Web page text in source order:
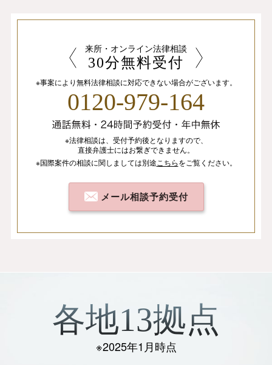
来所・オンライン法律相談
30分無料受付
※事案により無料法律相談に対応できない場合がございます。
0120-979-164
※法律相談は、 受付予約後となりますので、
直接弁護士にはお繋ぎできません。
※国際案件の相談に関しましては別途 こちらをご覧ください。
メール相談予約受付
各地13拠点
※2025年1月時点